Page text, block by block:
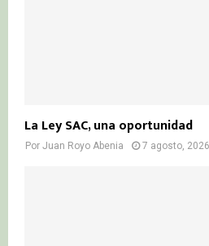
La Ley SAC, una oportunidad
Por Juan Royo Abenia 7 agosto, 2026